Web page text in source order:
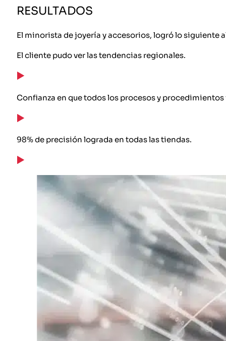
RESULTADOS
El minorista de joyería y accesorios, logró lo siguiente
El cliente pudo ver las tendencias regionales.
Confianza en que todos los procesos y
98% de precisión lograda en todas las tiendas.